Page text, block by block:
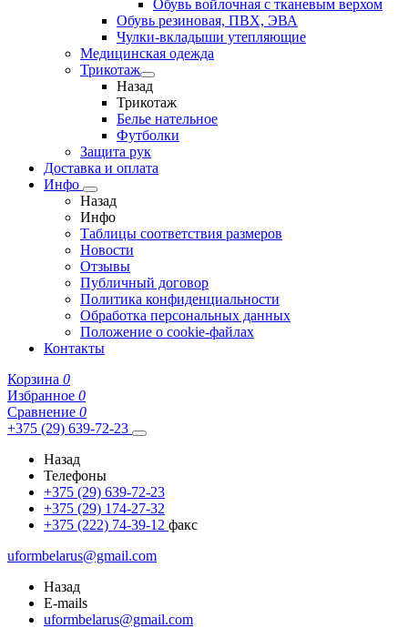
Обувь войлочная с тканевым верхом
Обувь резиновая, ПВХ, ЭВА
Чулки-вкладыши утепляющие
Медицинская одежда
Трикотаж
Назад
Трикотаж
Белье нательное
Футболки
Защита рук
Доставка и оплата
Инфо
Назад
Инфо
Таблицы соответствия размеров
Новости
Отзывы
Публичный договор
Политика конфиденциальности
Обработка персональных данных
Положение о cookie-файлах
Контакты
Корзина 0
Избранное 0
Сравнение 0
+375 (29) 639-72-23
Назад
Телефоны
+375 (29) 639-72-23
+375 (29) 174-27-32
+375 (222) 74-39-12 факс
uformbelarus@gmail.com
Назад
E-mails
uformbelarus@gmail.com